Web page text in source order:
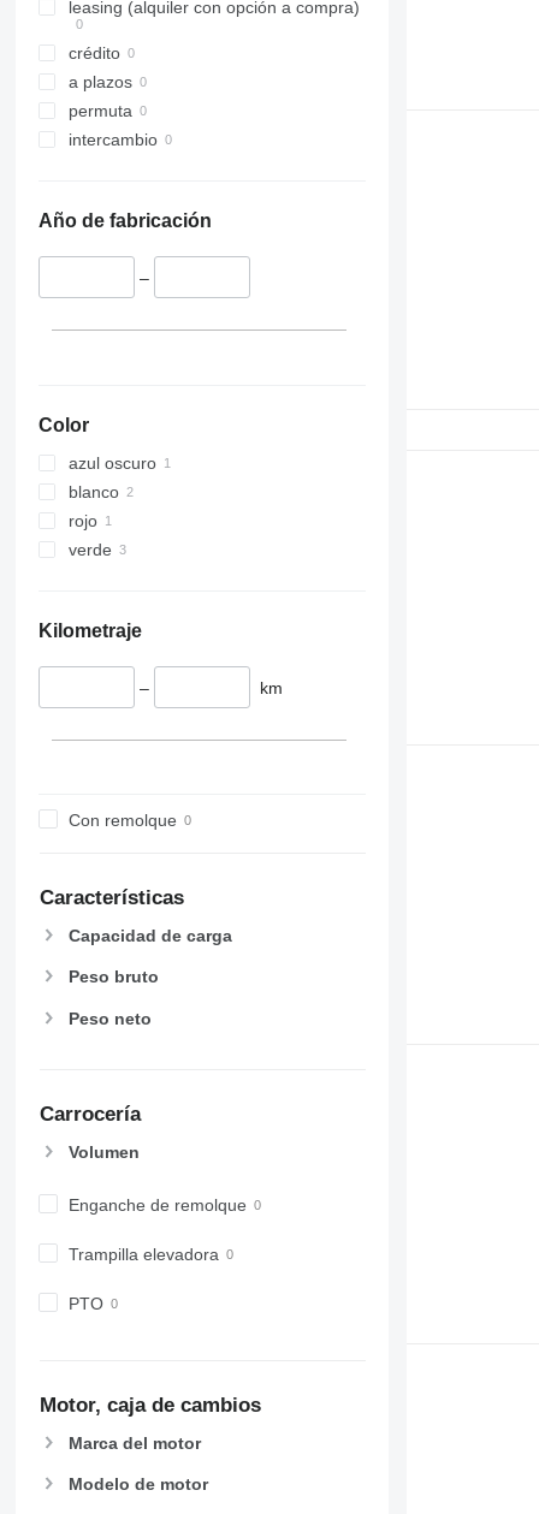
leasing (alquiler con opción a compra)
crédito
a plazos
permuta
intercambio
Año de fabricación
–
Color
azul oscuro
blanco
rojo
verde
Kilometraje
– km
Con remolque
Características
Capacidad de carga
Peso bruto
Peso neto
Carrocería
Volumen
Enganche de remolque
Trampilla elevadora
PTO
Motor, caja de cambios
Marca del motor
Modelo de motor